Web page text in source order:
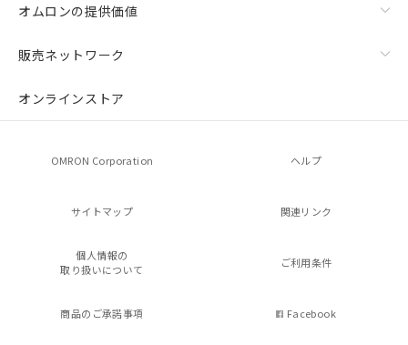
オムロンの提供価値
販売ネットワーク
オンラインストア
OMRON Corporation ヘルプ
サイトマップ 関連リンク
個人情報の
取り扱いについて
ご利用条件
商品のご承諾事項 Facebook